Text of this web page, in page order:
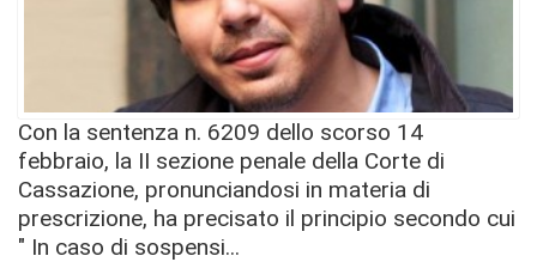
Con la sentenza n. 6209 dello scorso 14
febbraio, la II sezione penale della Corte di
Cassazione, pronunciandosi in materia di
prescrizione, ha precisato il principio secondo cui
" In caso di sospensi...